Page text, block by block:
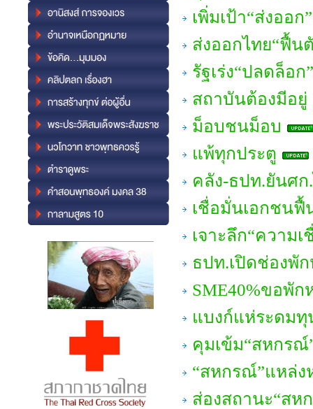
เพิ่มเป้า“ส่งออ
ส่งออกไทย“ฟื้
รัฐเร่ง“ปลดล็อ
สถาบันต้องมีอยู่
ม็อบชนม็อบ
แพ้ทุกประตู
คลัง-ธปท.ยันศก
เชื่อมั่นเอกชนฟื้
เจาะลึก“ความ
ธปท.เปิดช่องพั
SME40%ขอพั
แบงก์แห่ระดมทุ
คุมเข้ม“สหกรณ์
“สหกรณ์”แหล่ง
ส่องสถานะ“สห